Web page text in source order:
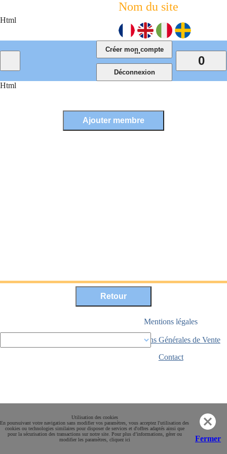
Html
Nom du site
Html
0
...
Utilisation des cookies
En poursuivant votre navigation sans modifier vos paramètres, vous acceptez l'utilisation des
cookies ou technologies similaires pour disposer de services et d'offres adaptés ainsi que
pour la sécurisation des transactions sur notre site. Pour plus d’informations, gérer ou
modifier les paramètres, cliquez ici
Fermer
Paiement sécurisé
Mentions légales
Conditions Générales de Vente
Contact